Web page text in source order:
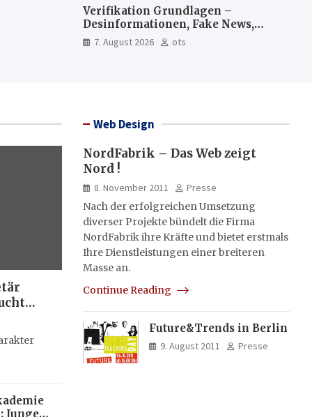
Verifikation Grundlagen –
Desinformationen, Fake News,
manipulierte Inhalte | dpa-
Akademie
7. August 2026 ots
Junge
Web Design
NordFabrik – Das Web zeigt
Nord !
8. November 2011
Presse
Nach der erfolgreichen Umsetzung
diverser Projekte bündelt die Firma
NordFabrik ihre Kräfte und bietet erstmals
Ihre Dienstleistungen einer breiteren
Masse an.
Continue Reading
Future&Trends in Berlin
9. August 2011 Presse